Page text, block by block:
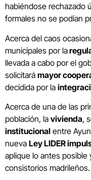
habiéndose rechazado
formales no se podían
Acerca del caos
municipales por la
llevada a cabo por el
solicitará mayor
decidida por la
Acerca de una de las
población, la vivienda,
institucional entre
nueva Ley LIDER
aplique lo antes
consistorios madrileños.